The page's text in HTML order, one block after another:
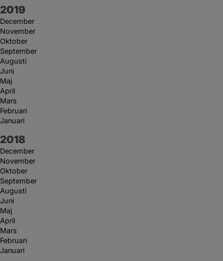
År:
2019
December
November
Oktober
September
Augusti
Juni
Maj
April
Mars
Februari
Januari
År:
2018
December
November
Oktober
September
Augusti
Juni
Maj
April
Mars
Februari
Januari